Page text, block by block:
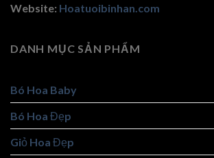
Website: Hoatuoibinhan.com
DANH MỤC SẢN PHẨM
Bó Hoa Baby
Bó Hoa Đẹp
Giỏ Hoa Đẹp